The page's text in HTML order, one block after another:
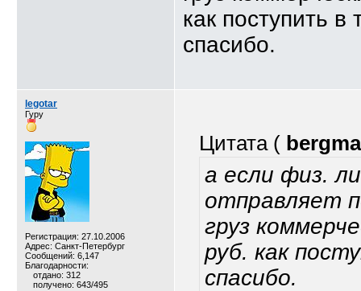
как поступить в
спасибо.
legotar
Гуру
Регистрация: 27.10.2006
Адрес: Санкт-Петербург
Сообщений: 6,147
Благодарности:
отдано: 312
получено: 643/495
Цитата (
а если физ.
отправляет
груз
руб. как
спасибо.